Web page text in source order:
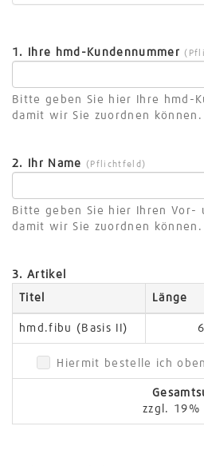
1. Ihre hmd-Kundennummer
Bitte geben Sie hier Ihre hmd-
damit wir Sie zuordnen können.
2. Ihr Name (Pflichtfeld)
Bitte geben Sie hier Ihren Vor-
damit wir Sie zuordnen können.
3. Artikel
Titel Länge
hmd.fibu (Basis II)
Hiermit bestelle ich
zzgl. 19%